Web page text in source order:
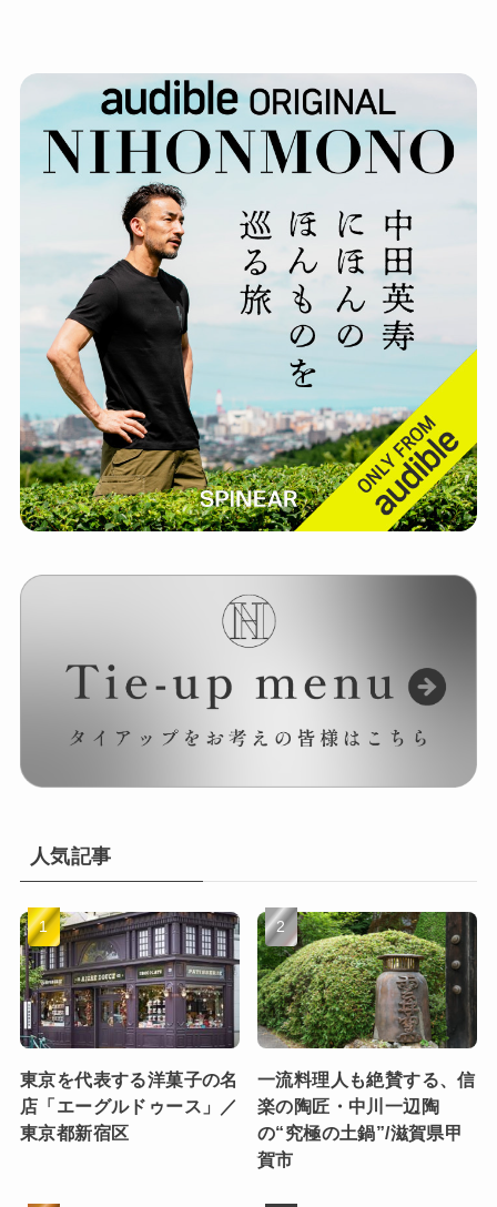
人気記事
東京を代表する洋菓子の名
店「エーグルドゥース」／
東京都新宿区
一流料理人も絶賛する、信
楽の陶匠・中川一辺陶
の“究極の土鍋”/滋賀県甲
賀市